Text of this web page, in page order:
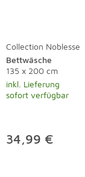
Collection Noblesse
Bettwäsche
135 x 200 cm
inkl. Lieferung
sofort verfügbar
34,99 €